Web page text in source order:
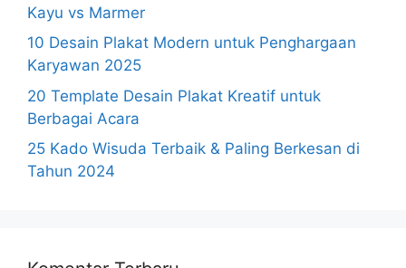
Kayu vs Marmer
10 Desain Plakat Modern untuk Penghargaan
Karyawan 2025
20 Template Desain Plakat Kreatif untuk
Berbagai Acara
25 Kado Wisuda Terbaik & Paling Berkesan di
Tahun 2024